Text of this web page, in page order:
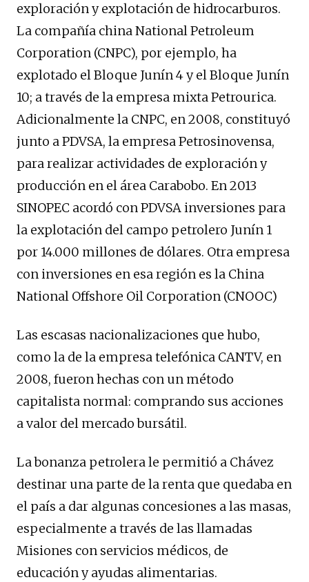
exploración y explotación de hidrocarburos.
La compañía china National Petroleum
Corporation (CNPC), por ejemplo, ha
explotado el Bloque Junín 4 y el Bloque Junín
10; a través de la empresa mixta Petrourica.
Adicionalmente la CNPC, en 2008, constituyó
junto a PDVSA, la empresa Petrosinovensa,
para realizar actividades de exploración y
producción en el área Carabobo. En 2013
SINOPEC acordó con PDVSA inversiones para
la explotación del campo petrolero Junín 1
por 14.000 millones de dólares. Otra empresa
con inversiones en esa región es la China
National Offshore Oil Corporation (CNOOC)
Las escasas nacionalizaciones que hubo,
como la de la empresa telefónica CANTV, en
2008, fueron hechas con un método
capitalista normal: comprando sus acciones
a valor del mercado bursátil.
La bonanza petrolera le permitió a Chávez
destinar una parte de la renta que quedaba en
el país a dar algunas concesiones a las masas,
especialmente a través de las llamadas
Misiones con servicios médicos, de
educación y ayudas alimentarias.